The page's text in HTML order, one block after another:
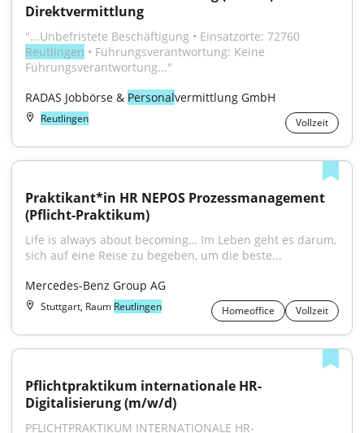
Direktvermittlung
Reutlingen • Führungsverantwortung: Keine
Führungsverantwortung..."
RADAS Jobbörse & Personalvermittlung GmbH
Reutlingen Vollzeit
Praktikant*in HR NEPOS Prozessmanagement
(Pflicht-Praktikum)
Life is always about becoming… Im Leben geht es darum,
sich auf eine Reise zu begeben, um die beste...
Mercedes-Benz Group AG
Stuttgart, Raum Reutlingen Homeoffice Vollzeit
Pflichtpraktikum internationale HR-
Digitalisierung (m/w/d)
PFLICHTPRAKTIKUM INTERNATIONALE HR-